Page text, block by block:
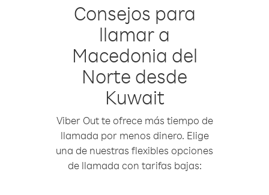
Consejos para
llamar a
Macedonia del
Norte desde
Kuwait
Viber Out te ofrece más tiempo de
llamada por menos dinero. Elige
una de nuestras flexibles opciones
de llamada con tarifas bajas: